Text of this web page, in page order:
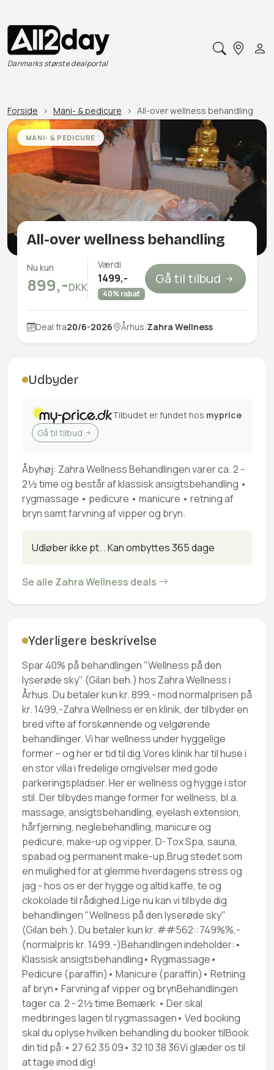
Danmarks største dealportal
Forside Mani- & pedicure All-over wellness behandling
MANI- & PEDICURE
All-over wellness behandling
Nu kun
899,-DKK
Værdi
1499,-
40% rabat
Gå til tilbud
Deal fra20/6-2026 Århus:Zahra Wellness
Udbyder
Tilbudet er fundet hos myprice
Gå til tilbud
Åbyhøj: Zahra Wellness Behandlingen varer ca. 2 -
2½ time og består af klassisk ansigtsbehandling •
rygmassage • pedicure • manicure • retning af
bryn samt farvning af vipper og bryn.
Udløber ikke pt. .Kan ombyttes 365 dage
Se alle Zahra Wellness deals
Yderligere beskrivelse
Spar 40% på behandlingen "Wellness på den
lyserøde sky" (Gilan beh.) hos Zahra Wellness i
Århus. Du betaler kun kr. 899,- mod normalprisen på
kr. 1499,-Zahra Wellness er en klinik, der tilbyder en
bred vifte af forskønnende og velgørende
behandlinger. Vi har wellness under hyggelige
former – og her er tid til dig.Vores klinik har til huse i
en stor villa i fredelige omgivelser med gode
parkeringspladser. Her er wellness og hygge i stor
stil. Der tilbydes mange former for wellness, bl.a.
massage, ansigtsbehandling, eyelash extension,
hårfjerning, neglebehandling, manicure og
pedicure, make-up og vipper, D-Tox Spa, sauna,
spabad og permanent make-up.Brug stedet som
en mulighed for at glemme hverdagens stress og
jag - hos os er der hygge og altid kaffe, te og
ckokolade til rådighed.Lige nu kan vi tilbyde dig
behandlingen "Wellness på den lyserøde sky"
(Gilan beh.). Du betaler kun kr. ##562::749%%,-
(normalpris kr. 1499,-)Behandlingen indeholder:•
Klassisk ansigtsbehandling• Rygmassage•
Pedicure (paraffin)• Manicure (paraffin)• Retning
af bryn• Farvning af vipper og brynBehandlingen
tager ca. 2 - 2½ time.Bemærk:• Der skal
medbringes lagen til rygmassagen• Ved booking
skal du oplyse hvilken behandling du booker tilBook
din tid på:• 27 62 35 09• 32 10 38 36Vi glæder os til
at tage imod dig!